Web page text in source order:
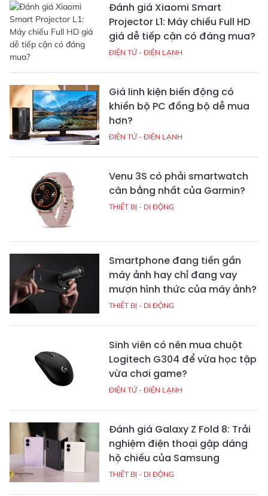
Đánh giá Xiaomi Smart
Projector L1: Máy chiếu Full HD
giá dễ tiếp cận có đáng mua?
ĐIỆN TỬ - ĐIỆN LẠNH
Giá linh kiện biến động có
khiến bộ PC đồng bộ dễ mua
hơn?
ĐIỆN TỬ - ĐIỆN LẠNH
Venu 3S có phải smartwatch
cân bằng nhất của Garmin?
THIẾT BỊ - DI ĐỘNG
Smartphone đang tiến gần
máy ảnh hay chỉ đang vay
mượn hình thức của máy ảnh?
THIẾT BỊ - DI ĐỘNG
Sinh viên có nên mua chuột
Logitech G304 để vừa học tập
vừa chơi game?
ĐIỆN TỬ - ĐIỆN LẠNH
Đánh giá Galaxy Z Fold 8: Trải
nghiệm điện thoại gập dáng
hộ chiếu của Samsung
THIẾT BỊ - DI ĐỘNG